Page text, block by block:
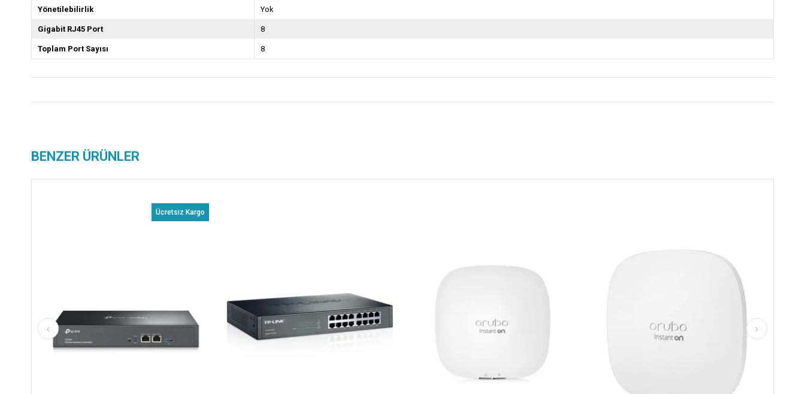
Yönetilebilirlik Yok
Gigabit RJ45 Port 8
Toplam Port Sayısı 8
BENZER ÜRÜNLER